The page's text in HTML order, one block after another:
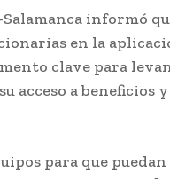
informó
en la
clave para
acceso a beneficios
para que